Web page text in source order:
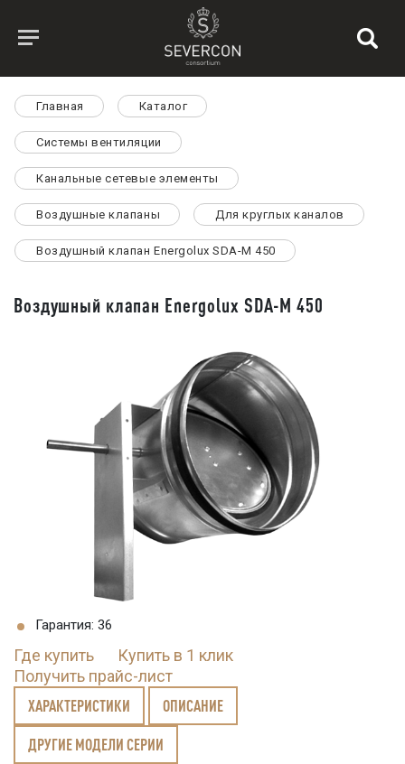
Главная Каталог
Системы вентиляции
Канальные сетевые элементы
Воздушные клапаны Для круглых каналов
Воздушный клапан Energolux SDA-M 450
Воздушный клапан Energolux SDA-M 450
Гарантия: 36
Где купить
Купить в 1 клик
Получить прайс-лист
ХАРАКТЕРИСТИКИ ОПИСАНИЕ
ДРУГИЕ МОДЕЛИ СЕРИИ